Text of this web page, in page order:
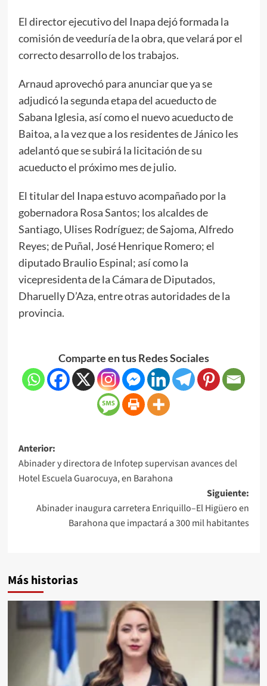
El director ejecutivo del Inapa dejó formada la
comisión de veeduría de la obra, que velará por el
correcto desarrollo de los trabajos.
Arnaud aprovechó para anunciar que ya se
adjudicó la segunda etapa del acueducto de
Sabana Iglesia, así como el nuevo acueducto de
Baitoa, a la vez que a los residentes de Jánico les
adelantó que se subirá la licitación de su
acueducto el próximo mes de julio.
El titular del Inapa estuvo acompañado por la
gobernadora Rosa Santos; los alcaldes de
Santiago, Ulises Rodríguez; de Sajoma, Alfredo
Reyes; de Puñal, José Henrique Romero; el
diputado Braulio Espinal; así como la
vicepresidenta de la Cámara de Diputados,
Dharuelly D’Aza, entre otras autoridades de la
provincia.
Comparte en tus Redes Sociales
Anterior:
Abinader y directora de Infotep supervisan avances del
Hotel Escuela Guarocuya, en Barahona
Siguiente:
Abinader inaugura carretera Enriquillo–El Higüero en
Barahona que impactará a 300 mil habitantes
Más historias